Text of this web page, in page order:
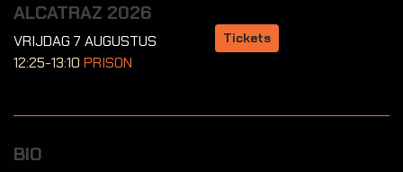
ALCATRAZ 2026
VRIJDAG 7 AUGUSTUS
12:25-13:10 PRISON
Tickets
BIO